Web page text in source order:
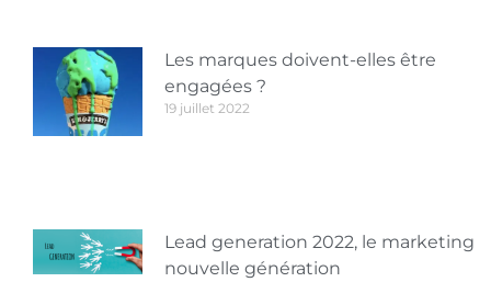
Les marques doivent-elles être
engagées ?
19 juillet 2022
Lead generation 2022, le marketing
nouvelle génération